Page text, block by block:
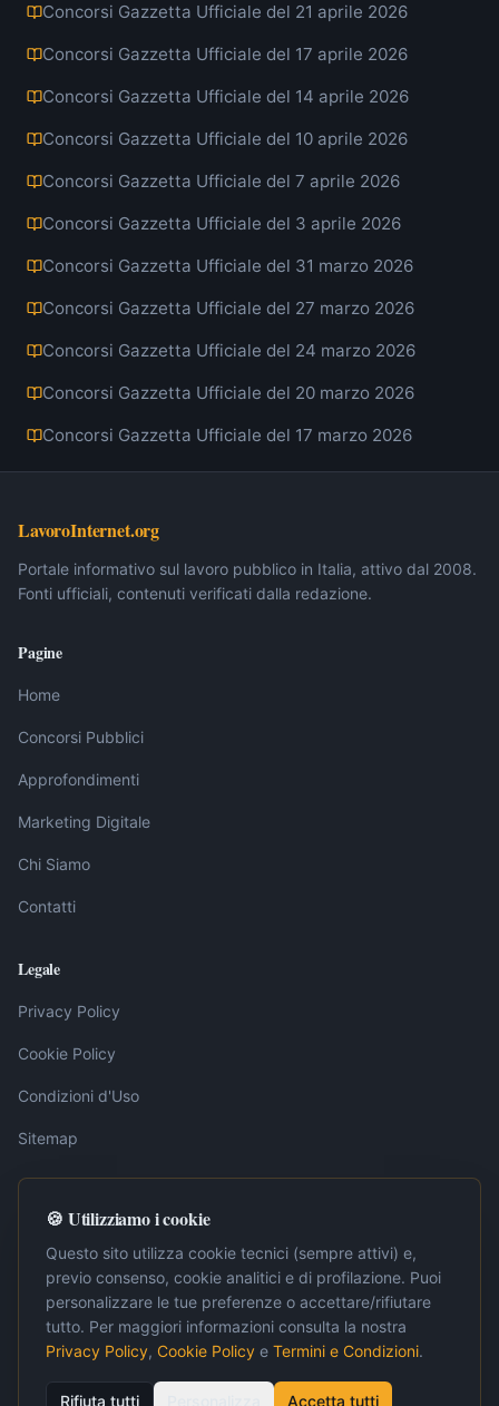
Concorsi Gazzetta Ufficiale del 21 aprile 2026
Concorsi Gazzetta Ufficiale del 17 aprile 2026
Concorsi Gazzetta Ufficiale del 14 aprile 2026
Concorsi Gazzetta Ufficiale del 10 aprile 2026
Concorsi Gazzetta Ufficiale del 7 aprile 2026
Concorsi Gazzetta Ufficiale del 3 aprile 2026
Concorsi Gazzetta Ufficiale del 31 marzo 2026
Concorsi Gazzetta Ufficiale del 27 marzo 2026
Concorsi Gazzetta Ufficiale del 24 marzo 2026
Concorsi Gazzetta Ufficiale del 20 marzo 2026
Concorsi Gazzetta Ufficiale del 17 marzo 2026
LavoroInternet.org
Portale informativo sul lavoro pubblico in Italia, attivo dal 2008.
Fonti ufficiali, contenuti verificati dalla redazione.
Pagine
Home
Concorsi Pubblici
Approfondimenti
Marketing Digitale
Chi Siamo
Contatti
Legale
Privacy Policy
Cookie Policy
Condizioni d'Uso
Sitemap
Nota editoriale: I contenuti pubblicati su LavoroInternet.org sono
Gazzetta Ufficiale della Repubblica Italiana. Ogni articolo è
verificato e aggiornato periodicamente per garantire accuratezza e
pertinenza. Per approfondimenti normativi o situazioni specifiche, si
raccomanda la consultazione di un professionista abilitato.
🍪 Utilizziamo i cookie
Questo sito utilizza cookie tecnici (sempre attivi) e,
previo consenso, cookie analitici e di profilazione. Puoi
personalizzare le tue preferenze o accettare/rifiutare
tutto. Per maggiori informazioni consulta la nostra
Privacy Policy, Cookie Policy e Termini e Condizioni.
Rifiuta tutti Accetta tutti